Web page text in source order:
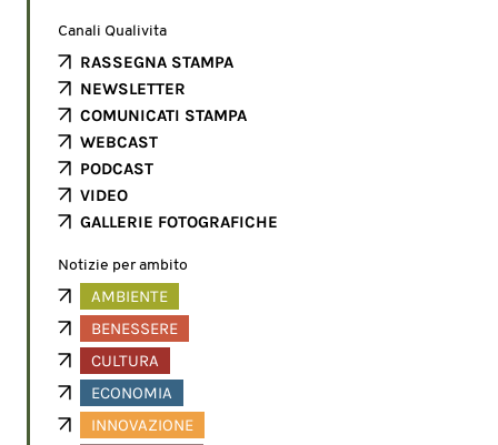
Canali Qualivita
RASSEGNA STAMPA
NEWSLETTER
COMUNICATI STAMPA
WEBCAST
PODCAST
VIDEO
GALLERIE FOTOGRAFICHE
Notizie per ambito
AMBIENTE
BENESSERE
CULTURA
ECONOMIA
INNOVAZIONE